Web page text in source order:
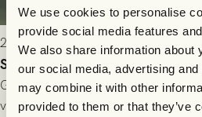
We use cookies to personalise
provide social media features
We also share information about
our social media, advertising
may combine it with other
provided to them or that they’ve
2026-07-24 16:40
Seger i första kvalmatchen mot
GAIS dominerade i första halvlek
välförtjänt fick de in ett ledningsmål